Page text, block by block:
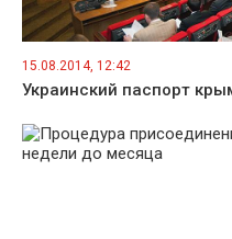
15.08.2014, 12:42
Украинский паспорт